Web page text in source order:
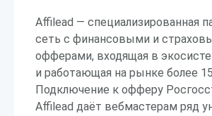
Affilead — специализированная
сеть с финансовыми и
офферами, входящая в
и работающая на рынке более
Подключение к офферу
Affilead даёт вебмастерам ряд